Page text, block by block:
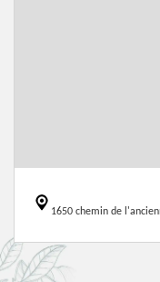
1650 chemin de